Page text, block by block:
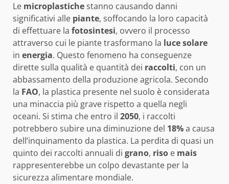
Le microplastichestanno causando danni
significativi alle piante, soffocando la loro capacità
di effettuare la fotosintesi, ovvero il processo
attraverso cui le piante trasformano la luce solare
in energia. Questo fenomeno ha conseguenze
dirette sulla qualità e quantità dei raccolti, con un
abbassamento della produzione agricola. Secondo
la FAO, la plastica presente nel suolo è considerata
una minaccia più grave rispetto a quella negli
oceani. Si stima che entro il 2050, i raccolti
potrebbero subire una diminuzione del 18%a causa
dell’inquinamento da plastica. La perdita di quasi un
quinto dei raccolti annuali di grano, riso e mais
rappresenterebbe un colpo devastante per la
sicurezza alimentare mondiale.